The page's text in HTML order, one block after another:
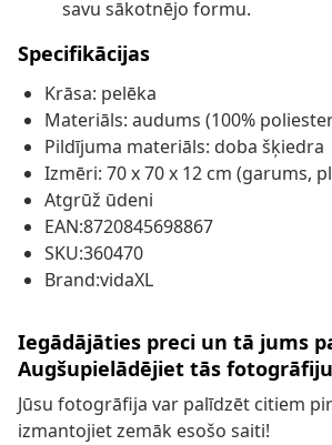
savu sākotnējo formu.
Specifikācijas
Krāsa: pelēka
Materiāls: audums (100%
Pildījuma materiāls: doba šķiedra
Izmēri: 70 x 70 x 12 cm (garums,
Atgrūž ūdeni
EAN:8720845698867
SKU:360470
Brand:vidaXL
Iegādājāties preci un tā jums
Augšupielādējiet tās
Jūsu fotogrāfija var palīdzēt citiem
izmantojiet zemāk esošo saiti!